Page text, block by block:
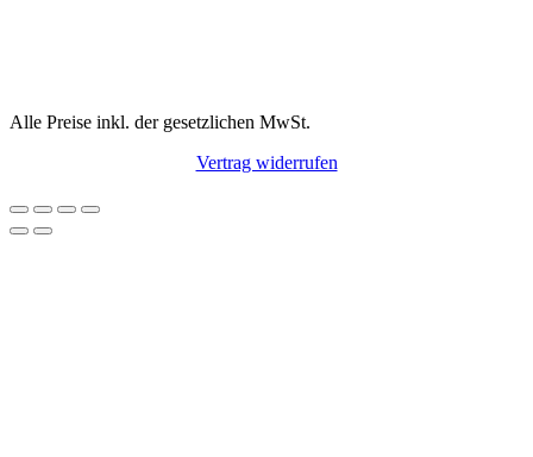
Alle Preise inkl. der gesetzlichen MwSt.
Vertrag widerrufen